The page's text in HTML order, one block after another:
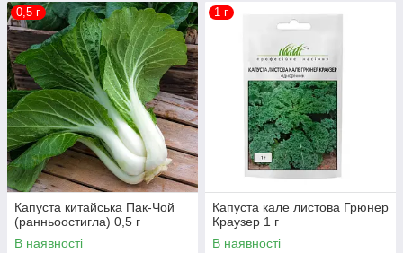
0,5 г
Капуста китайська Пак-Чой
(ранньоостигла) 0,5 г
В наявності
1 г
Капуста кале листова Грюнер
Краузер 1 г
В наявності